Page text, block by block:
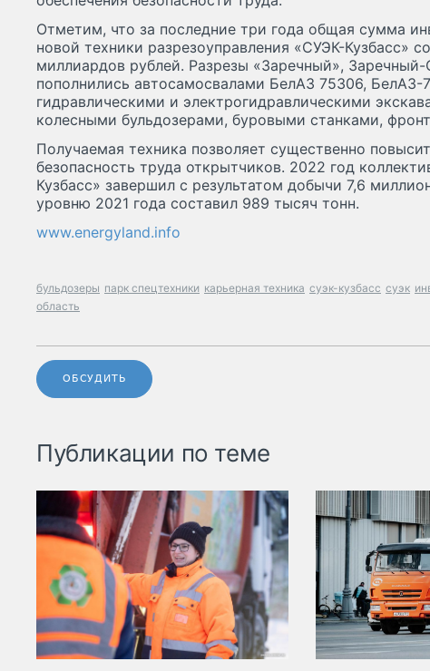
Отметим, что за последние три года общая сумма
новой техники разрезоуправления «СУЭК-Кузбасс»
миллиардов рублей. Разрезы «Заречный»,
пополнились автосамосвалами БелАЗ 75306, БелАЗ-
гидравлическими и электрогидравлическими
колесными бульдозерами, буровыми станками,
Получаемая техника позволяет существенно
безопасность труда открытчиков. 2022 год
Кузбасс» завершил с результатом добычи 7,6
уровню 2021 года составил 989 тысяч тонн.
www.energyland.info
бульдозеры парк спецтехники карьерная техника суэк-кузбасс суэк
область
ОБСУДИТЬ
Публикации по теме